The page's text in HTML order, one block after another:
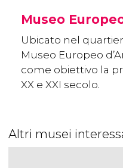
Museo
Ubicato nel
Museo Europeo
come obiettivo la
XX e XXI secolo.
Altri musei